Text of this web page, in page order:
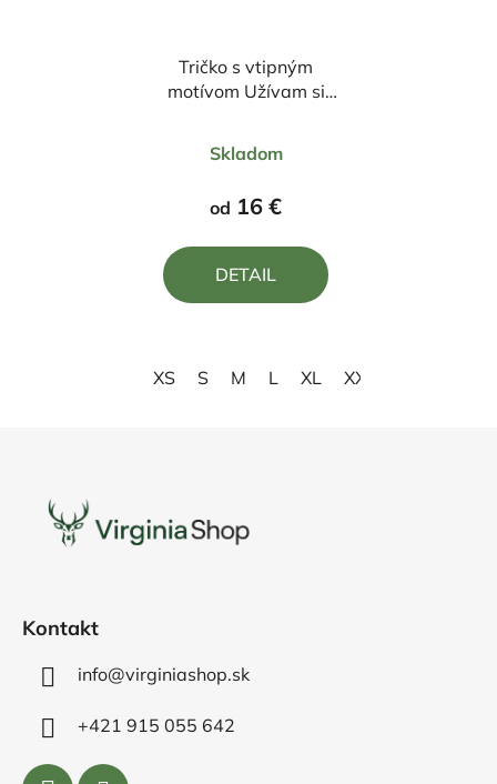
Tričko s vtipným
motívom Užívam si
hodnotenie
produktu
5,0
z
Skladom
od 16 €
DETAIL
XS S M L XL XXL
Kontakt
info@virginiashop.sk
+421 915 055 642